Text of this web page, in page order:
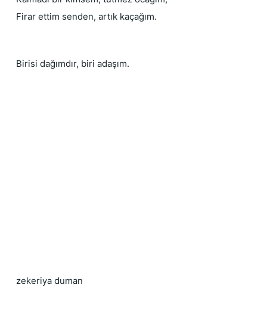
Firar ettim senden, artık kaçağım.
Birisi dağımdır, biri adaşım.
zekeriya duman